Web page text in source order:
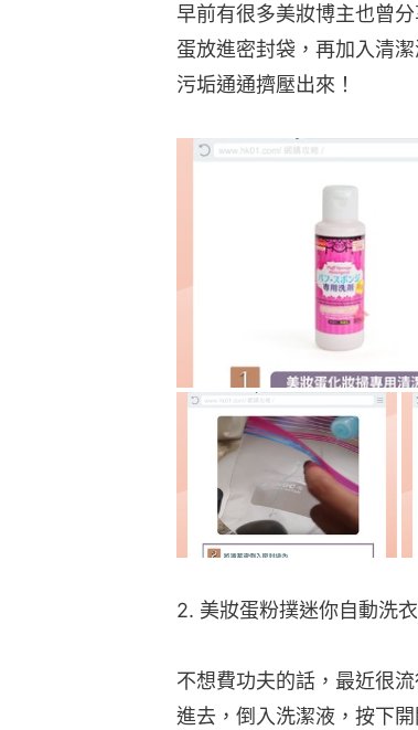
早前有很多美妝博主也曾
蛋放進密封袋，再加入清
污垢通通擠壓出來！
2. 美妝蛋粉撲迷你自動洗
不想費功夫的話，最近很
進去，倒入洗潔液，按下